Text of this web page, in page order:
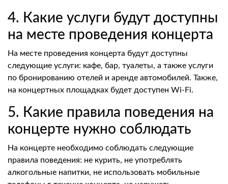
4. Какие услуги будут доступны
на месте проведения концерта
На месте проведения концерта будут доступны
следующие услуги: кафе, бар, туалеты, а также услуги
по бронированию отелей и аренде автомобилей. Также,
на концертных площадках будет доступен Wi-Fi.
5. Какие правила поведения на
концерте нужно соблюдать
На концерте необходимо соблюдать следующие
правила поведения: не курить, не употреблять
алкогольные напитки, не использовать мобильные